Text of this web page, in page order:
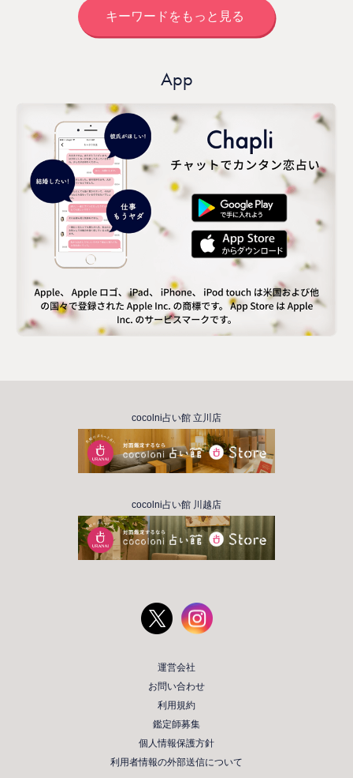
キーワードをもっと見る
App
cocolni占い館 立川店
cocolni占い館 川越店
運営会社
お問い合わせ
利用規約
鑑定師募集
個人情報保護方針
利用者情報の外部送信について